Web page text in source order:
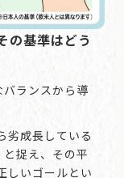
の基準はどう
ランスから導
劣成長している
捉え、その平
しいゴールとい